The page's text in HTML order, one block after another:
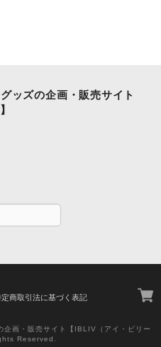
ッズの企画・販売サイト
定商取引法に基づく表記
画・販売サイト【IBLIV（アイ・ビリー
Reserved.